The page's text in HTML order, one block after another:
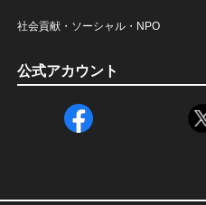
社会貢献・ソーシャル・NPO
公式アカウント